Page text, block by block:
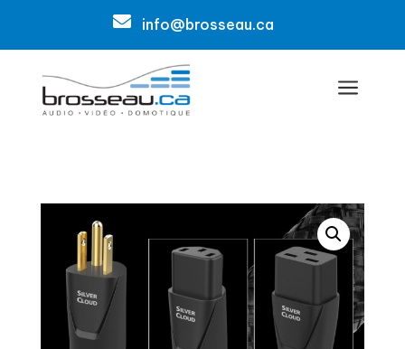
 info@brosseau.ca
a